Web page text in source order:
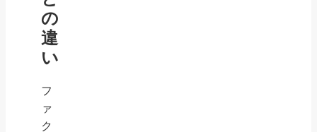
の
違
い
フ
ァ
ク